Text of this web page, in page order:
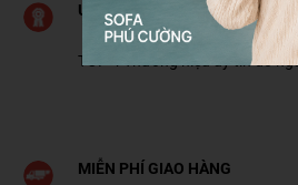
UY TÍN HÀNG ĐẦU
TOP 4 Thương hiệu uy tín do
MIỄN PHÍ GIAO HÀNG